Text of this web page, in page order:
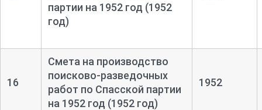
партии на 1952 год (1952
год)
16
Смета на производство
поисково-разведочных
работ по Спасской партии
на 1952 год (1952 год)
1952